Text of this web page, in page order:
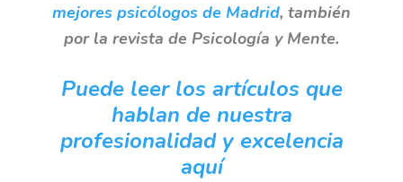
mejores psicólogos de Madrid, también
por la revista de Psicología y Mente.
Puede leer los artículos que
hablan de nuestra
profesionalidad y excelencia
aquí